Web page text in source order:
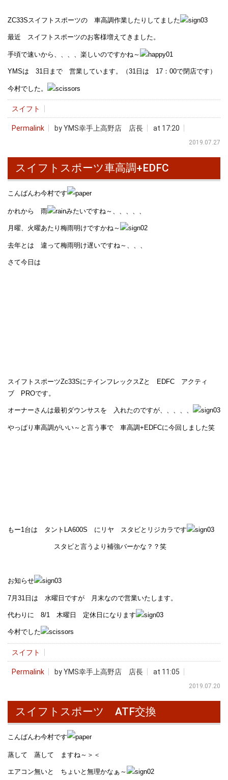
ZC33Sスイフトスポーツの 車高調作業したりしてました
最近 スイフトスポーツのお客様増えてきました。
手頃で速いから、、、、楽しいのですかね～
YMSは 31日まで 営業しています。（31日は 17：00で閉店です）
今村でした。
スイフト
Permalink by YMS幸手上高野店 店長 at 17:20
2019.07.27
スイフトスポーツ車高調+EDFC
こんばんわ今村です
かれから 雨 みたいですね～、、、、、
月曜、火曜あたり梅雨明けですかね～
去年とは 違って梅雨明け遅いですね～、、、
さて今日は
スイフトスポーツZc33SにテインフレックスZと EDFC アクティ
ブ PROです。
オーナーさんは最初ダウンサスを 入れたのですが、、、、、
やっぱり車高調がいい～と言う事で 車高調+EDFCに今回しました笑
もー1台は タントLA600S にリヤ スタビとリジカラです
スタビと言うより補強バーかな？？笑
お知らせ
7月31日は 水曜日ですが 月末なので営業いたします。
代わりに 8/1 木曜日 定休日になります
今村でした
スイフト
Permalink by YMS幸手上高野店 店長 at 11:05
2019.07.20
スイフトスポーツ ATF交換
こんばんわ今村です
蒸して 蒸して ますね～＞＜
エアコン無いと ちょいと無理かなぁ～